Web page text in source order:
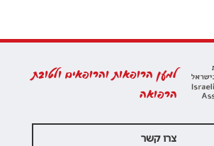
למען הרופאות והרופאים ולטובת
הרפואה
צרו קשר